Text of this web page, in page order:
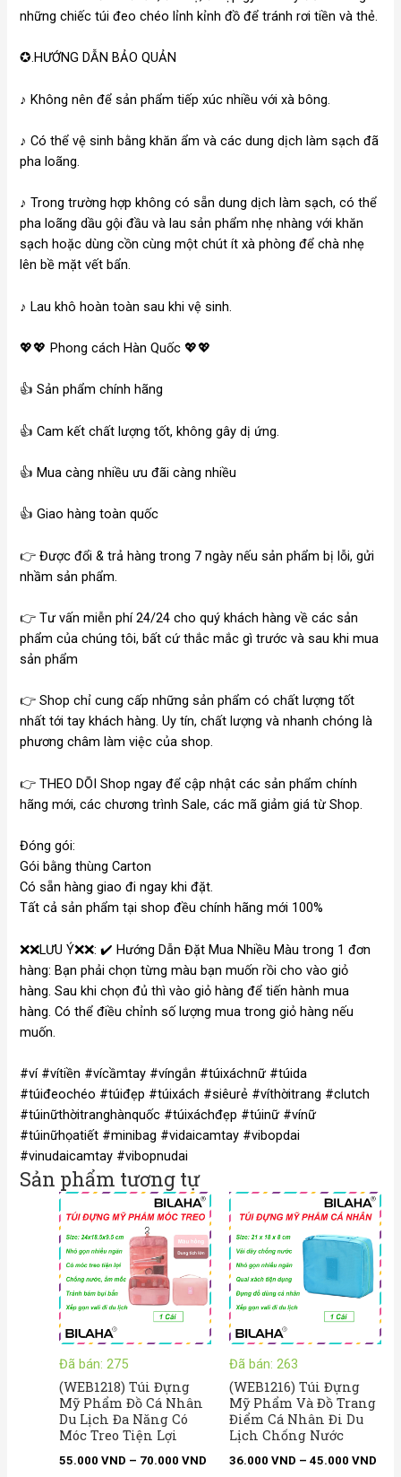
những chiếc túi đeo chéo lỉnh kỉnh đồ để tránh rơi tiền và thẻ.
✪.HƯỚNG DẪN BẢO QUẢN
♪ Không nên để sản phẩm tiếp xúc nhiều với xà bông.
♪ Có thể vệ sinh bằng khăn ẩm và các dung dịch làm sạch đã
pha loãng.
♪ Trong trường hợp không có sẵn dung dịch làm sạch, có thể
pha loãng dầu gội đầu và lau sản phẩm nhẹ nhàng với khăn
sạch hoặc dùng cồn cùng một chút ít xà phòng để chà nhẹ
lên bề mặt vết bẩn.
♪ Lau khô hoàn toàn sau khi vệ sinh.
💖💖 Phong cách Hàn Quốc 💖💖
👍 Sản phẩm chính hãng
👍 Cam kết chất lượng tốt, không gây dị ứng.
👍 Mua càng nhiều ưu đãi càng nhiều
👍 Giao hàng toàn quốc
👉 Được đổi & trả hàng trong 7 ngày nếu sản phẩm bị lỗi, gửi
nhầm sản phẩm.
👉 Tư vấn miễn phí 24/24 cho quý khách hàng về các sản
phẩm của chúng tôi, bất cứ thắc mắc gì trước và sau khi mua
sản phẩm
👉 Shop chỉ cung cấp những sản phẩm có chất lượng tốt
nhất tới tay khách hàng. Uy tín, chất lượng và nhanh chóng là
phương châm làm việc của shop.
👉 THEO DÕI Shop ngay để cập nhật các sản phẩm chính
hãng mới, các chương trình Sale, các mã giảm giá từ Shop.
Đóng gói:
Gói bằng thùng Carton
Có sẵn hàng giao đi ngay khi đặt.
Tất cả sản phẩm tại shop đều chính hãng mới 100%
❌❌LƯU Ý❌❌: ✔️ Hướng Dẫn Đặt Mua Nhiều Màu trong 1 đơn
hàng: Bạn phải chọn từng màu bạn muốn rồi cho vào giỏ
hàng. Sau khi chọn đủ thì vào giỏ hàng để tiến hành mua
hàng. Có thể điều chỉnh số lượng mua trong giỏ hàng nếu
muốn.
#ví #vítiền #vícầmtay #víngắn #túixáchnữ #túida
#túiđeochéo #túiđẹp #túixách #siêurẻ #víthờitrang #clutch
#túinữthờitranghànquốc #túixáchđẹp #túinữ #vínữ
#túinữhọatiết #minibag #vidaicamtay #vibopdai
#vinudaicamtay #vibopnudai
Sản phẩm tương tự
Đã bán: 275
(WEB1218) Túi Đựng
Mỹ Phẩm Đồ Cá Nhân
Du Lịch Đa Năng Có
Móc Treo Tiện Lợi
55.000VND – 70.000VND
Khoảng
giá:
từ
55.000 VND
đến
70.000 VND
Đã bán: 263
(WEB1216) Túi Đựng
Mỹ Phẩm Và Đồ Trang
Điểm Cá Nhân Đi Du
Lịch Chống Nước
36.000 VND – 45.000 VND
giá:
từ
đến